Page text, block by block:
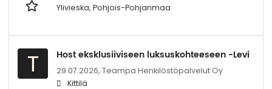
Ylivieska, Pohjois-Pohjanmaa
T Host eksklusiiviseen luksuskohteeseen -Levi
29.07.2026, Teampa Henkilöstöpalvelut Oy
Kittilä